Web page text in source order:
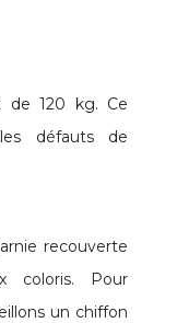
de 120 kg. Ce
défauts de
recouverte
coloris. Pour
un chiffon